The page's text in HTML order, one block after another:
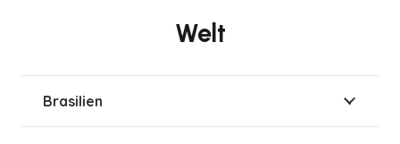
Welt
Brasilien